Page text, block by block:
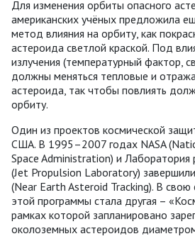
Для изменения орбиты опасного
американских учёных предложила
метод влияния на орбиту, как
астероида светлой краской. Под
излучения (температурный фактор,
должны меняться тепловые и
астероида, так чтобы повлиять
орбиту.
Один из проектов космической
США. В 1995–2007 годах NASA
Space Administration) и Лаборатория
(Jet Propulsion Laboratory)
(Near Earth Asteroid Tracking). В
этой программы стала другая –
рамках которой запланировано
околоземных астероидов